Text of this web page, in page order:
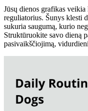
Jūsų dienos grafikas
reguliatorius. Šunys klesti
sukuria saugumą, kurio
Struktūruokite savo dieną
pasivaikščiojimą,